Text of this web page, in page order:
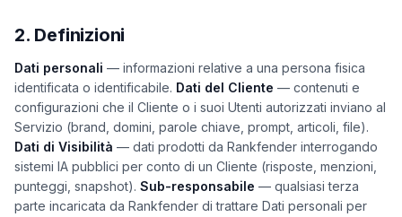
2. Definizioni
Dati personali — informazioni relative a una persona fisica
identificata o identificabile. Dati del Cliente — contenuti e
configurazioni che il Cliente o i suoi Utenti autorizzati inviano al
Servizio (brand, domini, parole chiave, prompt, articoli, file).
Dati di Visibilità — dati prodotti da Rankfender interrogando
sistemi IA pubblici per conto di un Cliente (risposte, menzioni,
punteggi, snapshot). Sub-responsabile — qualsiasi terza
parte incaricata da Rankfender di trattare Dati personali per